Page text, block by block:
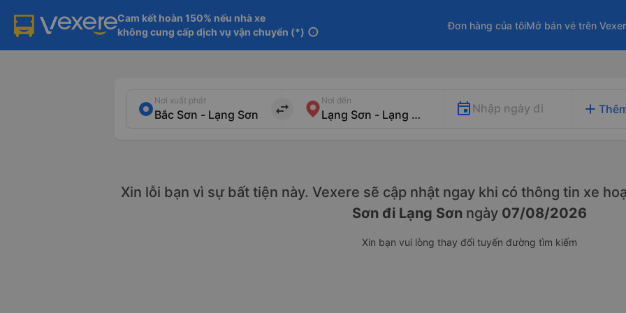
Cam kết hoàn 150% nếu nhà xe
không cung cấp dịch vụ vận chuyển (*) info
Đơn hàng của tôiMở bán vé trên
Nơi xuất phát
import_export
Nơi đến
Nhập ngày đi add
Xin lỗi bạn vì sự bất tiện này. Vexere sẽ cập nhật ngay khi có thông tin xe
Sơn đi Lạng Sơn ngày 07/08/2026
Xin bạn vui lòng thay đổi tuyến đường tìm kiếm